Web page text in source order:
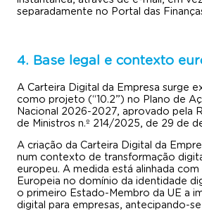
separadamente no Portal das
4. Base legal e contexto
A Carteira Digital da Empresa surge
como projeto (“10.2”) no Plano de
Nacional 2026-2027, aprovado pela
de Ministros n.º 214/2025, de 29 de
A criação da Carteira Digital da
num contexto de transformação
europeu. A medida está alinhada
Europeia no domínio da identidade
o primeiro Estado-Membro da UE a
digital para empresas, antecipando-